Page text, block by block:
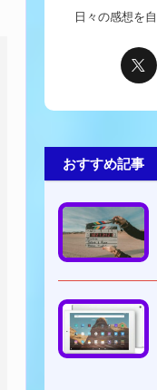
日々の感想を
おすすめ記事